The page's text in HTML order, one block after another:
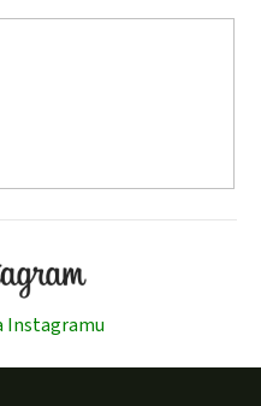
Instagramu